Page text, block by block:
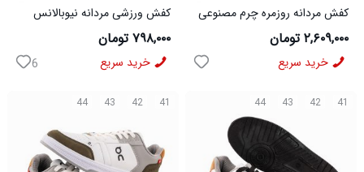
کفش ورزشی مردانه نیوبالانس
مدل NB سفید
۷۹۸,۰۰۰ تومان
خرید سریع 6
کفش مردانه روزمره چرم مصنوعی
50918
۲,۶۰۹,۰۰۰ تومان
خرید سریع
41
42
43
44 41
42
43
44